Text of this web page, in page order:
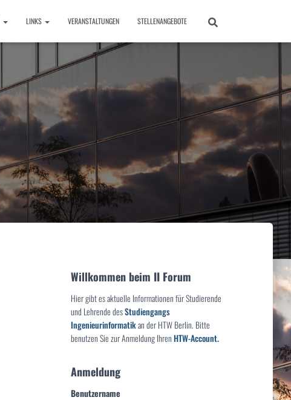
LINKS VERANSTALTUNGEN STELLENANGEBOTE
Willkommen beim II Forum
Hier gibt es aktuelle Informationen für Studierende
und Lehrende desStudiengangs
Ingenieurinformatikan der HTW Berlin. Bitte
benutzen Sie zur Anmeldung IhrenHTW-Account.
Anmeldung
Benutzername